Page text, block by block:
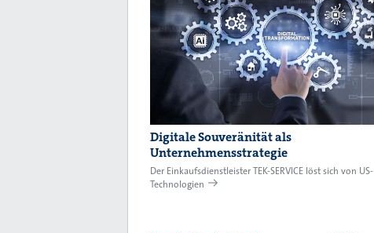
Digitale Souveränität als
Unternehmensstrategie
Der Einkaufsdienstleister TEK-SERVICE löst sich von US-
Technologien